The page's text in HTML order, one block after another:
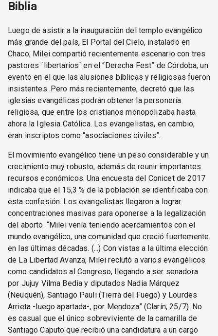
Biblia
Luego de asistir a la inauguración del templo evangélico
más grande del país, El Portal del Cielo, instalado en
Chaco, Milei compartió recientemente escenario con tres
pastores ´libertarios´ en el “Derecha Fest” de Córdoba, un
evento en el que las alusiones bíblicas y religiosas fueron
insistentes. Pero más recientemente, decretó que las
iglesias evangélicas podrán obtener la personería
religiosa, que entre los cristianos monopolizaba hasta
ahora la Iglesia Católica. Los evangelistas, en cambio,
eran inscriptos como “asociaciones civiles”.
El movimiento evangélico tiene un peso considerable y un
crecimiento muy robusto, además de reunir importantes
recursos económicos. Una encuesta del Conicet de 2017
indicaba que el 15,3 % de la población se identificaba con
esta confesión. Los evangelistas llegaron a lograr
concentraciones masivas para oponerse a la legalización
del aborto. “Milei venía teniendo acercamientos con el
mundo evangélico, una comunidad que creció fuertemente
en las últimas décadas. (...) Con vistas a la última elección
de La Libertad Avanza, Milei reclutó a varios evangélicos
como candidatos al Congreso, llegando a ser senadora
por Jujuy Vilma Bedia y diputados Nadia Márquez
(Neuquén), Santiago Pauli (Tierra del Fuego) y Lourdes
Arrieta -luego apartada-, por Mendoza” (Clarín, 25/7). No
es casual que el único sobreviviente de la camarilla de
Santiago Caputo que recibió una candidatura a un cargo